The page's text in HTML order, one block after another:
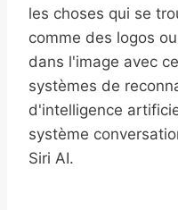
les choses qui se
comme des logos
dans l'image avec
systèmes de
d'intelligence
système
Siri AI.